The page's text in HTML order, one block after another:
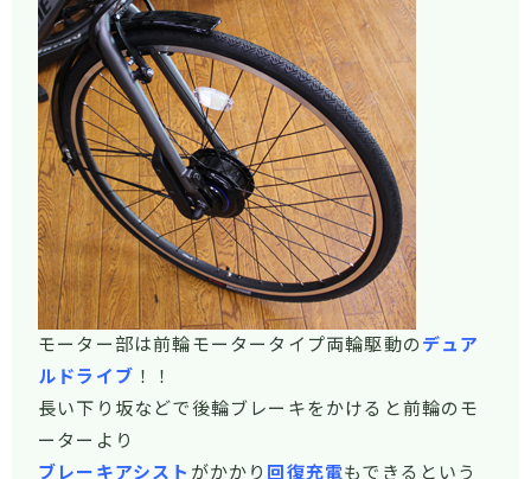
モーター部は前輪モータータイプ両輪駆動の デュア
ルドライブ ！！
長い下り坂などで後輪ブレーキをかけると前輪のモ
ーターより
ブレーキアシスト がかかり 回復充電もできるという